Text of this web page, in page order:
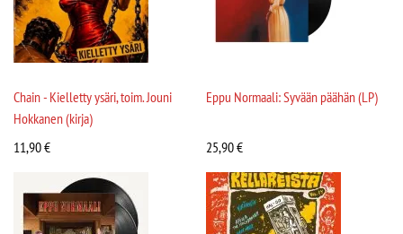
Chain - Kielletty ysäri, toim. Jouni
Hokkanen (kirja)
11,90€
Eppu Normaali: Syvään päähän (LP)
25,90€